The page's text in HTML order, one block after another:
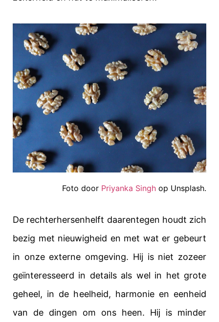
Foto door Priyanka Singh op Unsplash.
De rechterhersenhelft daarentegen houdt zich
bezig met nieuwigheid en met wat er gebeurt
in onze externe omgeving. Hij is niet zozeer
geïnteresseerd in details als wel in het grote
geheel, in de heelheid, harmonie en eenheid
van de dingen om ons heen. Hij is minder